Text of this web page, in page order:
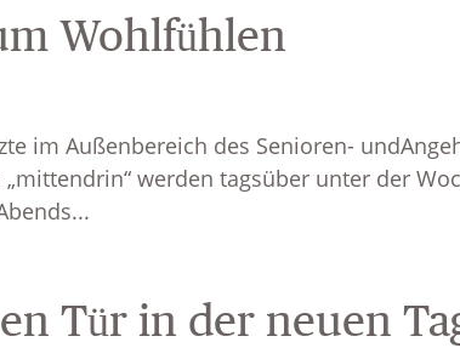
Wohlfühlen
im Außenbereich des Senioren-
werden tagsüber unter der
Tür in der neuen